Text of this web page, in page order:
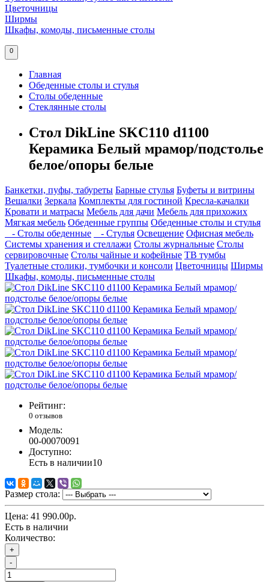
Цветочницы
Ширмы
Шкафы, комоды, письменные столы
0
Главная
Обеденные столы и стулья
Столы обеденные
Стеклянные столы
Стол DikLine SKC110 d1100
Керамика Белый мрамор/подстолье
белое/опоры белые
Банкетки, пуфы, табуреты Барные стулья Буфеты и витрины
Вешалки Зеркала Комплекты для гостиной Кресла-качалки
Кровати и матрасы Мебель для дачи Мебель для прихожих
Мягкая мебель Обеденные группы Обеденные столы и стулья
- Столы обеденные
- Стулья Освещение Офисная мебель
Системы хранения и стеллажи Столы журнальные Столы
сервировочные Столы чайные и кофейные ТВ тумбы
Туалетные столики, тумбочки и консоли Цветочницы Ширмы
Шкафы, комоды, письменные столы
Рейтинг:
0 отзывов
Модель:
00-00070091
Доступно:
Есть в наличии10
Размер стола:
Цена: 41 990.00р.
Есть в наличии
Количество:
+
-